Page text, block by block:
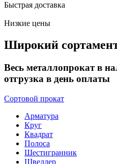
Быстрая доставка
Низкие цены
Широкий
Весь металлопрокат в
отгрузка в день оплаты
Сортовой прокат
Арматура
Круг
Квадрат
Полоса
Шестигранник
Швеллер